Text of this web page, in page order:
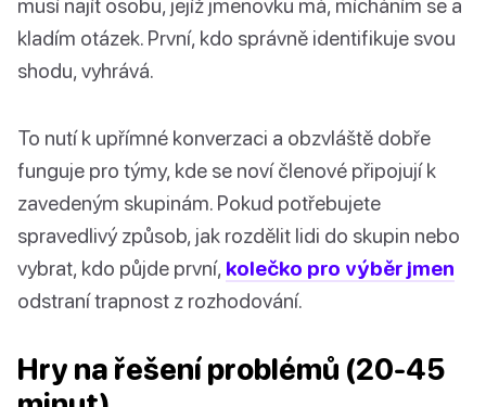
kladím otázek. První, kdo správně identifikuje svou
shodu, vyhrává.
To nutí k upřímné konverzaci a obzvláště dobře
funguje pro týmy, kde se noví členové připojují k
zavedeným skupinám. Pokud potřebujete
spravedlivý způsob, jak rozdělit lidi do skupin nebo
vybrat, kdo půjde první, kolečko pro výběr jmen
odstraní trapnost z rozhodování.
Hry na řešení problémů (20-45